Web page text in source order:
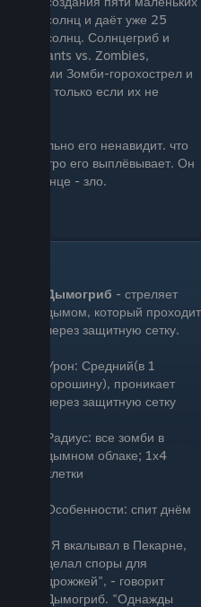
солнц и даёт уже 25
солнц. Солнцегриб и
игре Plants vs. Zombies,
Зомби-горохострел и
но только если их не
так сильно его ненавидит. что
он быстро его выплёвывает. Он
Солнце - зло.
Дымогриб - стреляет
дымом, который проходит
через защитную сетку.
Урон: Средний(в 1
горошину), проникает
через защитную сетку
Радиус: все зомби в
дымном облаке; 1х4
клетки
Особенности: спит днём
"Я вкалывал в Пекарне,
делал споры для
дрожжей", - говорит
Дымогриб. "Однажды